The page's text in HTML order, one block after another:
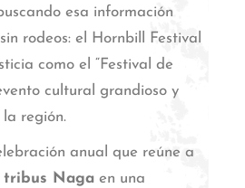
esa información
rodeos: el Hornbill Festival
como el “Festival de
cultural grandioso y
región.
anual que reúne a
tribus Naga en una